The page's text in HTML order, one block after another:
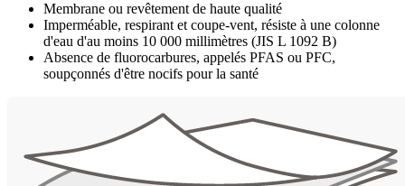
Membrane ou revêtement de haute qualité
Imperméable, respirant et coupe-vent, résiste à une colonne
d'eau d'au moins 10 000 millimètres (JIS L 1092 B)
Absence de fluorocarbures, appelés PFAS ou PFC,
soupçonnés d'être nocifs pour la santé